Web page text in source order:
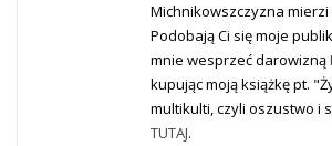
Michnikowszczyzna mierzi
Podobają Ci się moje
mnie wesprzeć darowizną
kupując moją książkę pt.
multikulti, czyli oszustwo i
TUTAJ.